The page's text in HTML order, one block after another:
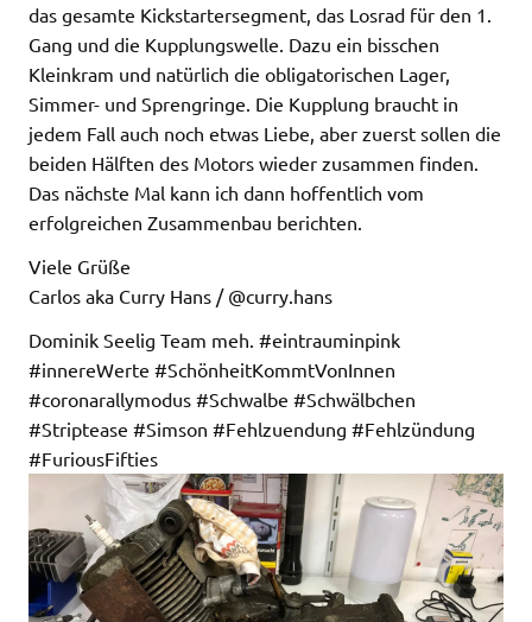
das gesamte Kickstartersegment, das Losrad für den 1.
Gang und die Kupplungswelle. Dazu ein bisschen
Kleinkram und natürlich die obligatorischen Lager,
Simmer- und Sprengringe. Die Kupplung braucht in
jedem Fall auch noch etwas Liebe, aber zuerst sollen die
beiden Hälften des Motors wieder zusammen finden.
Das nächste Mal kann ich dann hoffentlich vom
erfolgreichen Zusammenbau berichten.
Viele Grüße
Carlos aka Curry Hans / @curry.hans
Dominik Seelig Team meh. #eintrauminpink
#innereWerte #SchönheitKommtVonInnen
#coronarallymodus #Schwalbe #Schwälbchen
#Striptease #Simson #Fehlzuendung #Fehlzündung
#FuriousFifties